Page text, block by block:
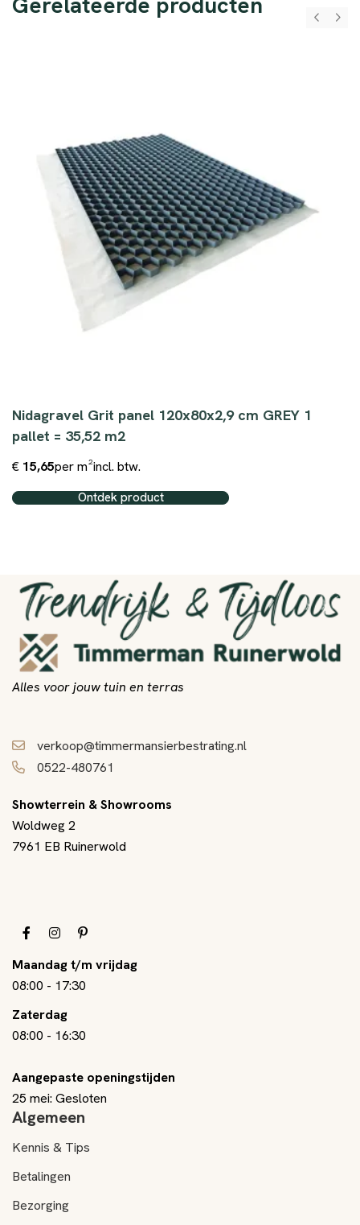
Nidagravel Grit panel 120x80x2,9 cm GREY 1
pallet = 35,52 m2
€ 15,65per m²incl. btw.
Ontdek product
Alles voor jouw tuin en terras
verkoop@timmermansierbestrating.nl
0522-480761
Showterrein & Showrooms
Woldweg 2
7961 EB Ruinerwold
Maandag t/m vrijdag
08:00 - 17:30
Zaterdag
08:00 - 16:30
Aangepaste openingstijden
25 mei: Gesloten
Algemeen
Kennis & Tips
Betalingen
Bezorging